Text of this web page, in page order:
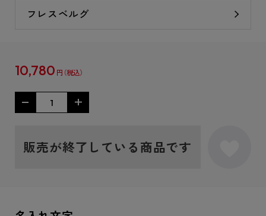
フレスベルグ
10,780 円
販売が終了している商品です